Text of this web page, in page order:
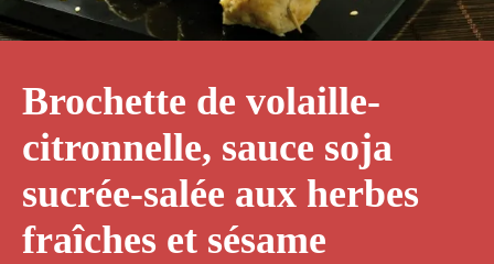
Brochette de volaille-
citronnelle, sauce soja
sucrée-salée aux herbes
fraîches et sésame